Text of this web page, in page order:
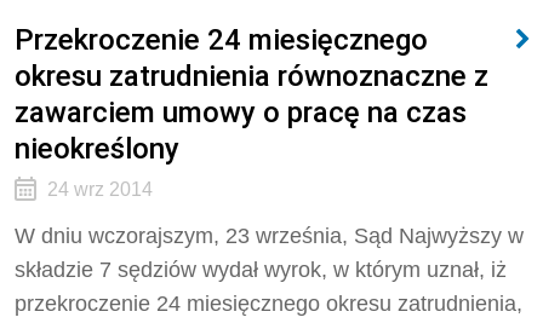
Przekroczenie 24 miesięcznego
okresu zatrudnienia równoznaczne z
zawarciem umowy o pracę na czas
nieokreślony
24 wrz 2014
W dniu wczorajszym, 23 września, Sąd Najwyższy w
składzie 7 sędziów wydał wyrok, w którym uznał, iż
przekroczenie 24 miesięcznego okresu zatrudnienia,